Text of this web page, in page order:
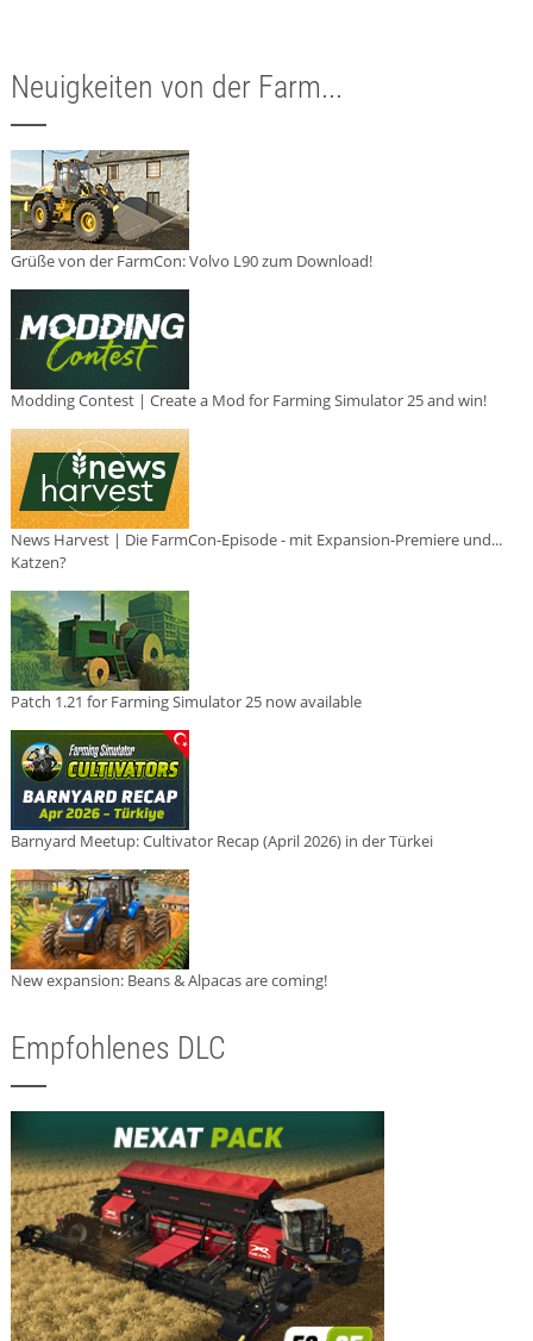
Neuigkeiten von der Farm...
Grüße von der FarmCon: Volvo L90 zum Download!
Modding Contest | Create a Mod for Farming Simulator 25 and win!
News Harvest | Die FarmCon-Episode - mit Expansion-Premiere und...
Katzen?
Patch 1.21 for Farming Simulator 25 now available
Barnyard Meetup: Cultivator Recap (April 2026) in der Türkei
New expansion: Beans & Alpacas are coming!
Empfohlenes DLC